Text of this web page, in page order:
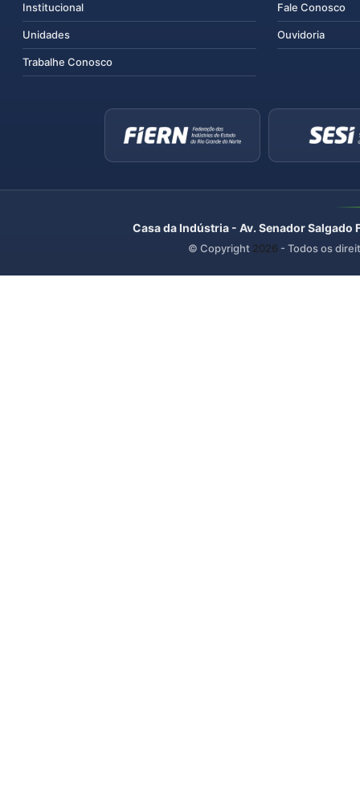
Institucional
Unidades
Trabalhe Conosco
Fale Conosco
Ouvidoria
Casa da Indústria - Av. Senador
© Copyright 2026 - Todos os